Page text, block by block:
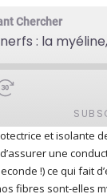
Chercher
Deezer
et isolante
une
!) ce qui fait
fibres sont-elles